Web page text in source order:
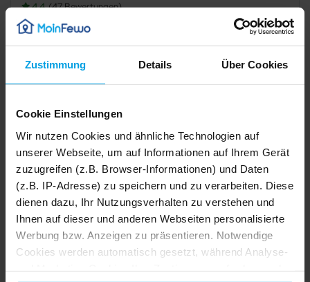
Zustimmung Details Über Cookies
Cookie Einstellungen
Wir nutzen Cookies und ähnliche Technologien auf
unserer Webseite, um auf Informationen auf Ihrem Gerät
zuzugreifen (z.B. Browser-Informationen) und Daten
(z.B. IP-Adresse) zu speichern und zu verarbeiten. Diese
dienen dazu, Ihr Nutzungsverhalten zu verstehen und
Ihnen auf dieser und anderen Webseiten personalisierte
Werbung bzw. Anzeigen zu präsentieren. Notwendige
Cookies werden automatisch gesetzt, während Analyse-
4,4 47 Bewertungen
Verfügbarkeit prüfen
Internet
Gefriermöglichkeit Dusche
Haustiere nicht erlaubt Nichtraucher
Allergikerfreundlich
Beschreibung
1/17